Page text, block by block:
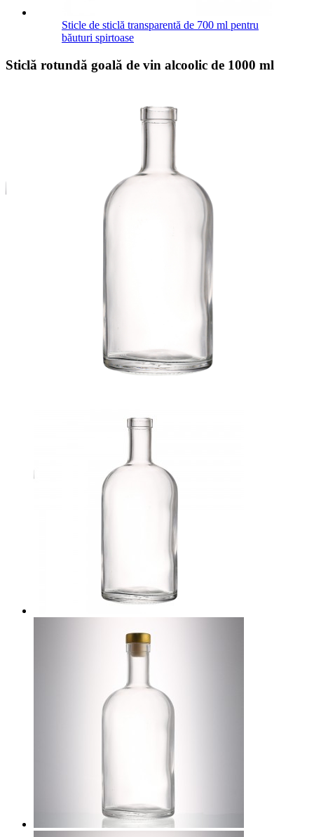
Sticle de sticlă transparentă de 700 ml pentru
băuturi spirtoase
Sticlă rotundă goală de vin alcoolic de 1000 ml